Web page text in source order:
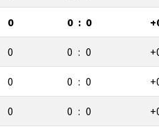
0 0 : 0
0 0 : 0
0 0 : 0
0 0 : 0